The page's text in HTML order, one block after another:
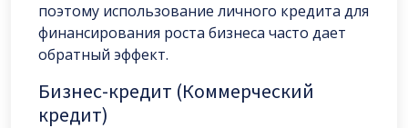
поэтому использование личного кредита для
финансирования роста бизнеса часто дает
обратный эффект.
Бизнес-кредит (Коммерческий
кредит)